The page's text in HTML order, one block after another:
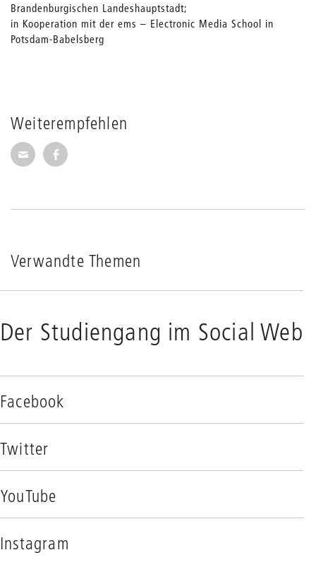
Weiterempfehlen
Seite per E-Mail weiterempfehlen
Seite auf Facebook weiterempfehlen
Brandenburgischen Landeshauptstadt;
in Kooperation mit der ems – Electronic Media School in
Potsdam-Babelsberg
Verwandte Themen
Der Studiengang im Social Web
Facebook
Twitter
YouTube
Instagram